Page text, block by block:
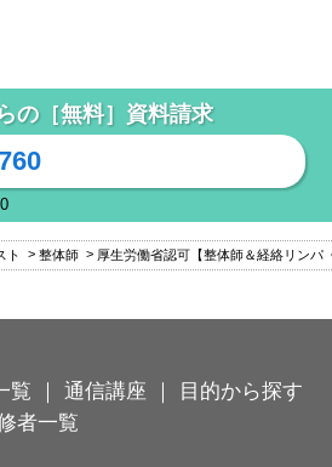
の［無料］資料請求
ト 整体師 厚生労働省認可【整体師＆経絡リンパ
覧 ｜ 通信講座 ｜
目的から探す
者一覧